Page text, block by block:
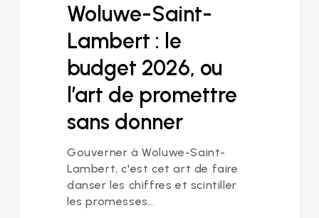
Woluwe-Saint-
Lambert : le
budget 2026, ou
l’art de promettre
sans donner
Gouverner à Woluwe-Saint-
Lambert, c'est cet art de faire
danser les chiffres et scintiller
les promesses…